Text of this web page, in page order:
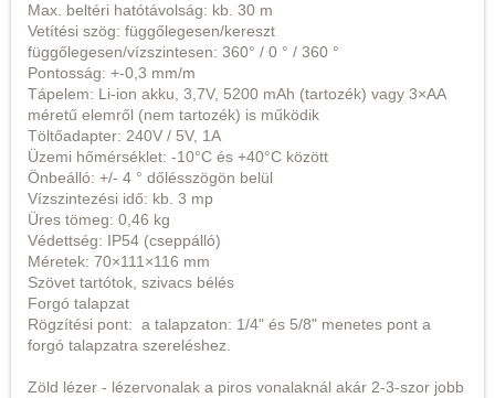
Max. beltéri hatótávolság: kb. 30 m
Vetítési szög: függőlegesen/kereszt
függőlegesen/vízszintesen: 360° / 0 ° / 360 °
Pontosság: +-0,3 mm/m
Tápelem: Li-ion akku, 3,7V, 5200 mAh (tartozék) vagy 3×AA
méretű elemről (nem tartozék) is működik
Töltőadapter: 240V / 5V, 1A
Üzemi hőmérséklet: -10°C és +40°C között
Önbeálló: +/- 4 ° dőlésszögön belül
Vízszintezési idő: kb. 3 mp
Üres tömeg: 0,46 kg
Védettség: IP54 (cseppálló)
Méretek: 70×111×116 mm
Szövet tartótok, szivacs bélés
Forgó talapzat
Rögzítési pont: a talapzaton: 1/4" és 5/8" menetes pont a
forgó talapzatra szereléshez.
Zöld lézer - lézervonalak a piros vonalaknál akár 2-3-szor jobb